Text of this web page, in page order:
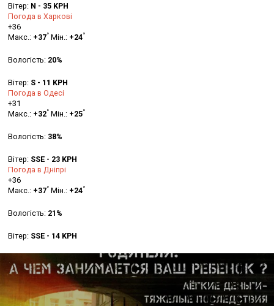
Вітер: N - 35 KPH
Погода в Харкові
+36
Макс.: +37° Мін.: +24°
Вологість: 20%
Вітер: S - 11 KPH
Погода в Одесі
+31
Макс.: +32° Мін.: +25°
Вологість: 38%
Вітер: SSE - 23 KPH
Погода в Дніпрі
+36
Макс.: +37° Мін.: +24°
Вологість: 21%
Вітер: SSE - 14 KPH